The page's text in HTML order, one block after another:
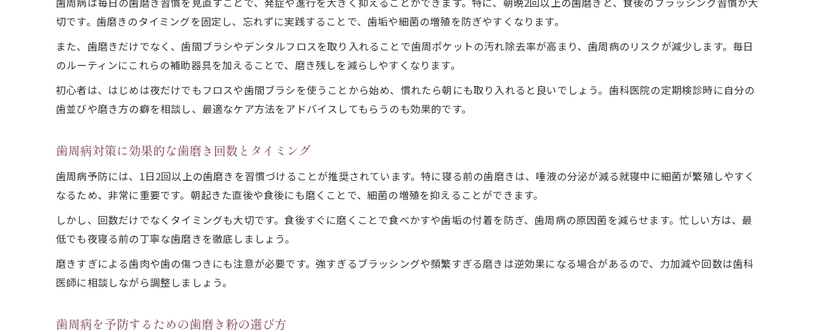
歯周病を防ぐブラッシング指導のポイント
正しい歯磨きで歯茎の健康を守る秘訣
歯周病予防のための歯茎ケア基本テクニック
歯周病を防ぐ歯磨き時の力加減と注意点
歯周病対策で意識したい歯茎マッサージ法
歯周病に効く歯磨き粉選びのポイント
歯周病に効く成分入り歯磨き粉の特徴とは
歯周病対策におすすめの市販歯磨き粉比較
歯周病予防に適した歯磨き粉成分の見極め方
切です。歯磨きのタイミングを固定し、忘れずに実践することで、歯垢や細菌の増殖を防ぎやすくなります。
また、歯磨きだけでなく、歯間ブラシやデンタルフロスを取り入れることで歯周ポケットの汚れ除去率が高まり、歯周病のリスクが減少します。毎日
のルーティンにこれらの補助器具を加えることで、磨き残しを減らしやすくなります。
初心者は、はじめは夜だけでもフロスや歯間ブラシを使うことから始め、慣れたら朝にも取り入れると良いでしょう。歯科医院の定期検診時に自分の
歯並びや磨き方の癖を相談し、最適なケア方法をアドバイスしてもらうのも効果的です。
歯周病対策に効果的な歯磨き回数とタイミング
歯周病予防には、1日2回以上の歯磨きを習慣づけることが推奨されています。特に寝る前の歯磨きは、唾液の分泌が減る就寝中に細菌が繁殖しやすく
なるため、非常に重要です。朝起きた直後や食後にも磨くことで、細菌の増殖を抑えることができます。
しかし、回数だけでなくタイミングも大切です。食後すぐに磨くことで食べかすや歯垢の付着を防ぎ、歯周病の原因菌を減らせます。忙しい方は、最
低でも夜寝る前の丁寧な歯磨きを徹底しましょう。
磨きすぎによる歯肉や歯の傷つきにも注意が必要です。強すぎるブラッシングや頻繁すぎる磨きは逆効果になる場合があるので、力加減や回数は歯科
医師に相談しながら調整しましょう。
歯周病を予防するための歯磨き粉の選び方